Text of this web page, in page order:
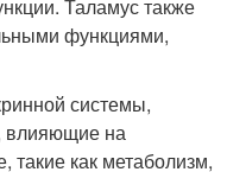
Таламус также
функциями,
системы,
влияющие на
такие как метаболизм,